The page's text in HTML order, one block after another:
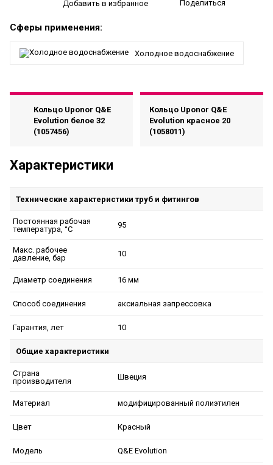
Добавить в избранное Поделиться
Сферы применения:
Холодное водоснабжение
Кольцо Uponor Q&E
Evolution белое 32
(1057456)
Кольцо Uponor Q&E
Evolution красное 20
(1058011)
Характеристики
Технические характеристики труб и фитингов
Постоянная рабочая
температура, °C
95
Макс. рабочее
давление, бар
10
Диаметр соединения 16 мм
Способ соединения аксиальная запрессовка
Гарантия, лет 10
Общие характеристики
Страна
производителя
Швеция
Материал модифицированный полиэтилен
Цвет Красный
Модель Q&E Evolution